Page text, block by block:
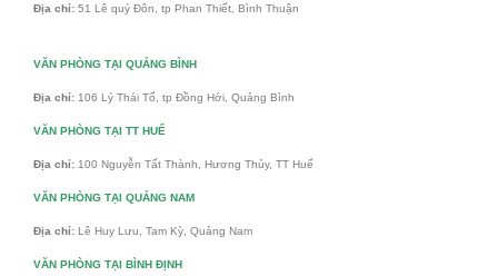
Địa chỉ: 51 Lê quý Đôn, tp Phan Thiết, Bình Thuận
VĂN PHÒNG TẠI QUẢNG BÌNH
Địa chỉ: 106 Lý Thái Tổ, tp Đồng Hới, Quảng Bình
VĂN PHÒNG TẠI TT HUẾ
Địa chỉ: 100 Nguyễn Tất Thành, Hương Thủy, TT Huế
VĂN PHÒNG TẠI QUẢNG NAM
Địa chỉ: Lê Huy Lưu, Tam Kỳ, Quảng Nam
VĂN PHÒNG TẠI BÌNH ĐỊNH